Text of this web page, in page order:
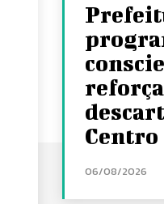
Centro
06/08/2026